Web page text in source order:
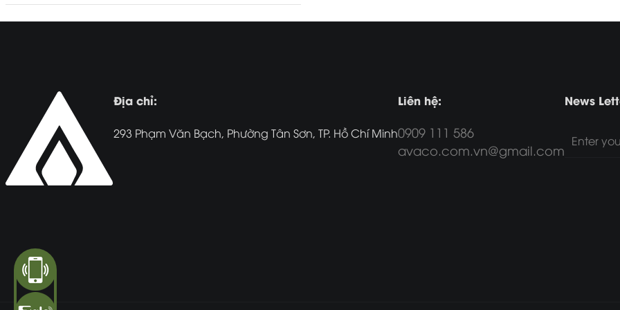
Địa chỉ:
293 Phạm Văn Bạch, Phường Tân Sơn, TP. Hồ Chí Minh
Liên hệ:
0909 111 586
avaco.com.vn@gmail.com
News